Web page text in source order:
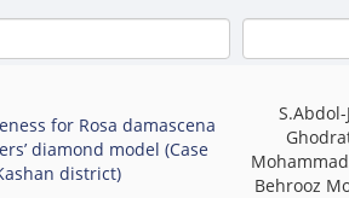
for Rosa damascena
diamond model (Case
district)
Behrooz